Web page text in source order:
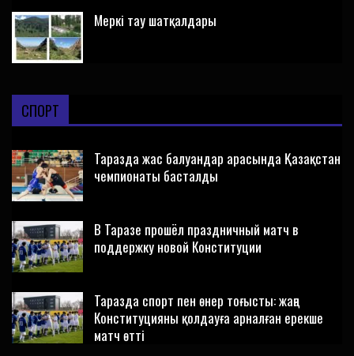
Меркі тау шатқалдары
СПОРТ
Таразда жас балуандар арасында Қазақстан
чемпионаты басталды
В Таразе прошёл праздничный матч в
поддержку новой Конституции
Таразда спорт пен өнер тоғысты: жаңа
Конституцияны қолдауға арналған ерекше
матч өтті